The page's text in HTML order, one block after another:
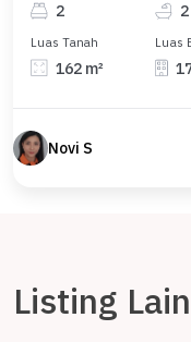
2 2
Luas Tanah
162 m²
Luas
Novi S
Listing